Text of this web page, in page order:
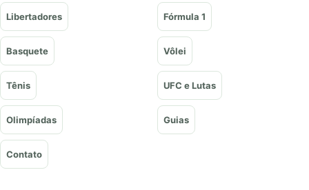
Libertadores Fórmula 1
Basquete Vôlei
Tênis UFC e Lutas
Olimpíadas Guias
Contato